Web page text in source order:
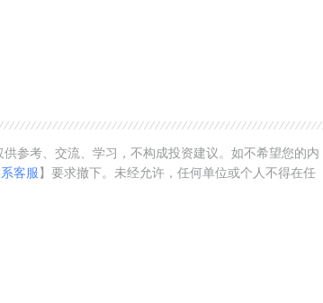
参考、交流、学习，不构成投资建议。如不希望您的内
客服】要求撤下。未经允许，任何单位或个人不得在任